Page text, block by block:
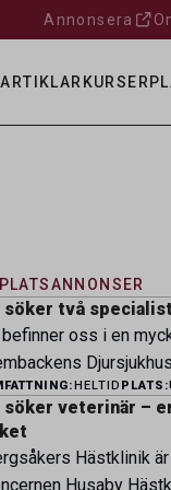
Annonsera
KURSER
söker två
oss i en
djursjukhus –
veterinärer
HELTID PLATS:
söker veterinär –
Hästklinik
Husaby